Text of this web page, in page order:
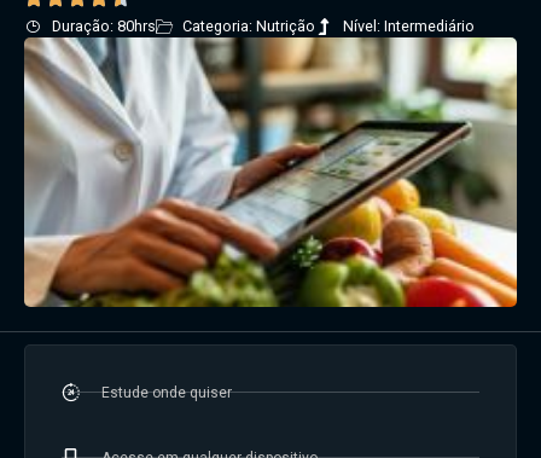
Duração: 80hrs Categoria: Nutrição Nível: Intermediário
Estude onde quiser